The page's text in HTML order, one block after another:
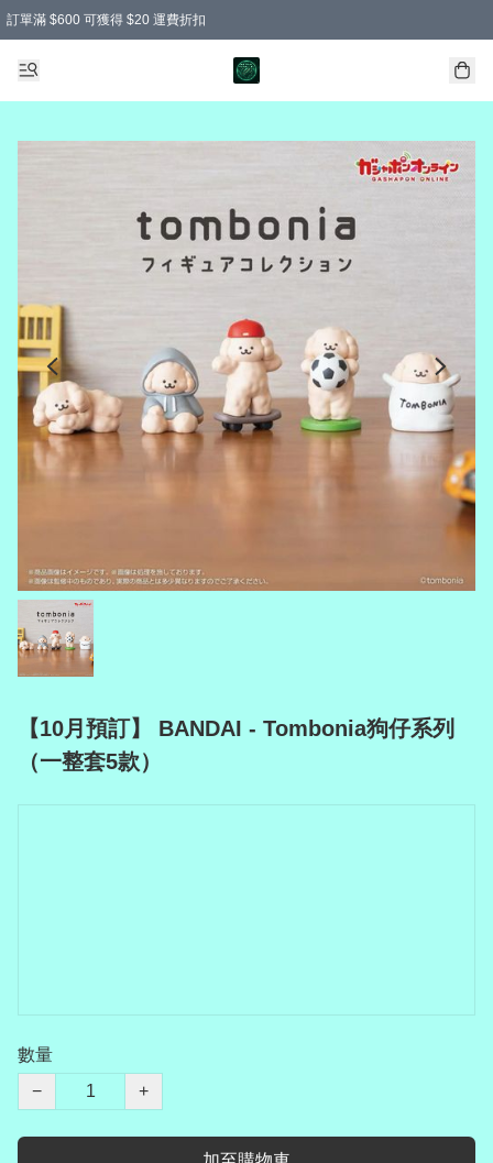
訂單滿 $600 可獲得 $20 運費折扣
【10月預訂】 BANDAI - Tombonia狗仔系列
（一整套5款）
數量
−
+